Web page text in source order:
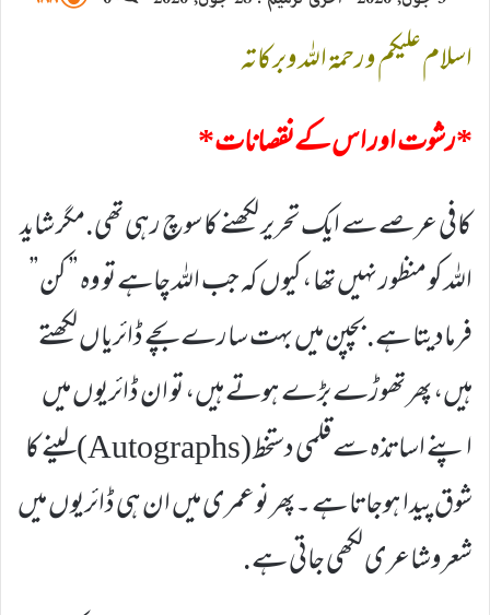
اسلام علیکم ورحمۃ اللہ وبرکاتہ
*رشوت اور اس کےنقصانات*
کافی عرصے سے ایک تحریر لکھنے کا سوچ رہی تھی.مگر شاید
اللہ کو منظور نہیں تھا ،کیوں کہ جب اللہ چاہے تو وہ ” کن”
فرمادیتا ہے. بچپن میں بہت سارے بچے ڈائریاں لکھتے
ہیں، پھر تھوڑے بڑے ہوتے ہیں، تو ان ڈائریوں میں
اپنے اساتذہ سے قلمی دستخط (Autographs)لینے کا
شوق پیدا ہوجاتا ہے ۔پھر نو عمری میں ان ہی ڈائریوں میں
شعروشاعری لکھی جاتی ہے.